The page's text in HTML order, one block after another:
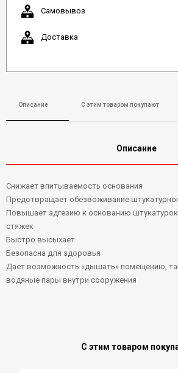
Самовывоз
Доставка
Описание С этим товаром покупают
Описание
Снижает впитываемость основания
Предотвращает обезвоживание
Повышает адгезию к основанию
стяжек
Быстро высыхает
Безопасна для здоровья
Дает возможность «дышать» помещению,
водяные пары внутри сооружения
С этим товаром